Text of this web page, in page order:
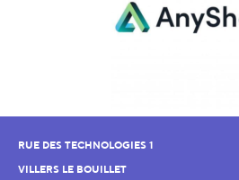
RUE DES TECHNOLOGIES 1
VILLERS LE BOUILLET